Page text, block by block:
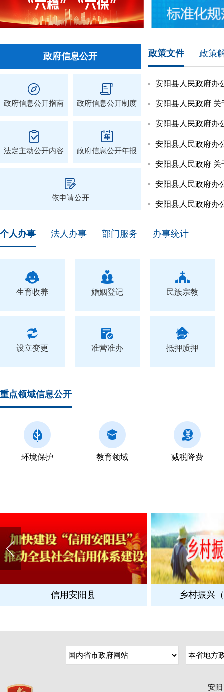
政府信息公开
政府信息公开指南 政府信息公开制度
法定主动公开内容 政府信息公开年报
依申请公开
政策文件 政策
个人办事 法人办事 部门服务 办事统计
生育收养 婚姻登记 民族宗教
设立变更 准营准办 抵押质押
重点领域信息公开
环境保护 教育领域 减税降费
信用安阳县 乡村振兴
安